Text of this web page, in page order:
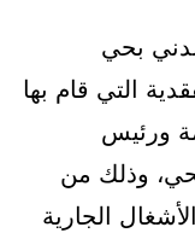
بحي
التي قام بها
ورئيس
وذلك من
الجارية